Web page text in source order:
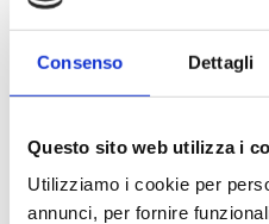
Consenso Dettagli
Questo sito web utilizza i
Utilizziamo i cookie per
annunci, per fornire
crude ash